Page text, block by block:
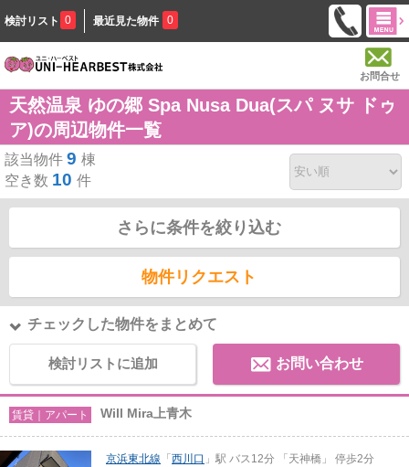
検討リスト 0 最近見た物件 0
お問合せ
天然温泉 ゆの郷 Spa Nusa Dua(スパ ヌサ ドゥ
ア)の周辺物件一覧
該当物件 9 棟
空き数 10 件
さらに条件を絞り込む
物件リクエスト
チェックした物件をまとめて
検討リストに追加 お問い合わせ
賃貸｜アパート Will Mira上青木
京浜東北線 「 西川口 」駅 バス12分 「天神橋」 停歩2分